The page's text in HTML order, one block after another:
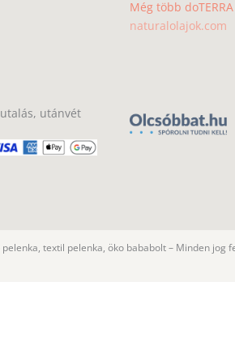
utánvét
Még több
naturalolajok.com
textil pelenka, öko bababolt – Minden jog